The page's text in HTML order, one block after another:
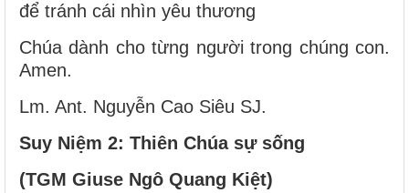
để tránh cái nhìn yêu thương
Chúa dành cho từng người trong chúng con.
Amen.
Lm. Ant. Nguyễn Cao Siêu SJ.
Suy Niệm 2: Thiên Chúa sự sống
(TGM Giuse Ngô Quang Kiệt)